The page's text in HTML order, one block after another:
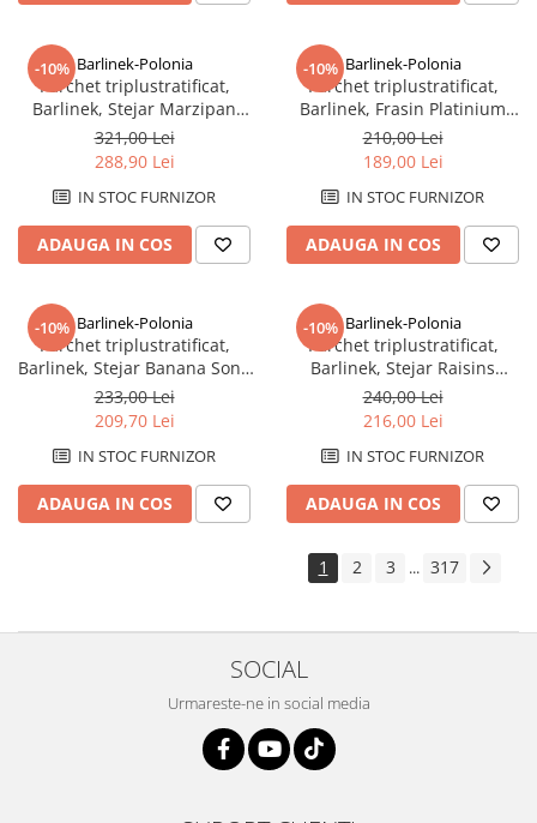
-10% Barlinek-Polonia
Parchet triplustratificat,
Barlinek, Stejar Marzipan
Muffin Grande
321,00 Lei
288,90 Lei
IN STOC FURNIZOR
ADAUGA IN COS
-10% Barlinek-Polonia
Parchet triplustratificat,
Barlinek, Frasin Platinium
Molti
210,00 Lei
189,00 Lei
IN STOC FURNIZOR
ADAUGA IN COS
-10% Barlinek-Polonia
Parchet triplustratificat,
Barlinek, Stejar Banana Song
Grande Scurt
233,00 Lei
209,70 Lei
IN STOC FURNIZOR
ADAUGA IN COS
-10% Barlinek-Polonia
Parchet triplustratificat,
Barlinek, Stejar Raisins
Grande
240,00 Lei
216,00 Lei
IN STOC FURNIZOR
ADAUGA IN COS
1 2 3 ... 317
SOCIAL
Urmareste-ne in social media